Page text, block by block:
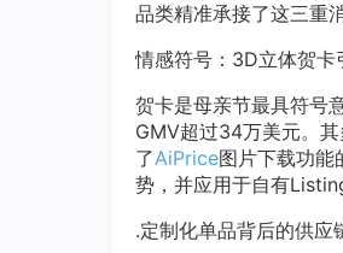
品类精准承接了这三重
情感符号：3D立体贺卡
贺卡是母亲节最具符号
GMV超过34万美元。
了AiPrice图片下载功
势，并应用于自有
.定制化单品背后的供应